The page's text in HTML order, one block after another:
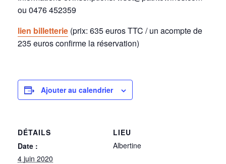
ou 0476 452359
lien billetterie (prix: 635 euros TTC / un acompte de
235 euros confirme la réservation)
Ajouter au calendrier
DÉTAILS
Date :
4 juin 2020
LIEU
Albertine